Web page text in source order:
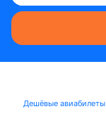
Дешёвые авиабилеты